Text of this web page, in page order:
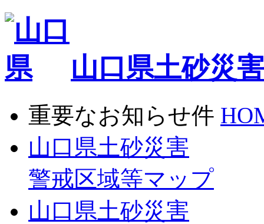
山口県土砂災
重要なお知らせ件
山口県土砂災害
警戒区域等マップ
山口県土砂災害